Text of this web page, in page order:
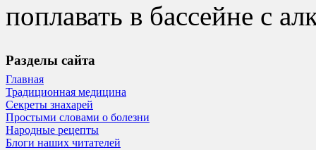
поплавать в бассейне с
Разделы сайта
Главная
Традиционная медицина
Секреты знахарей
Простыми словами о болезни
Народные рецепты
Блоги наших читателей